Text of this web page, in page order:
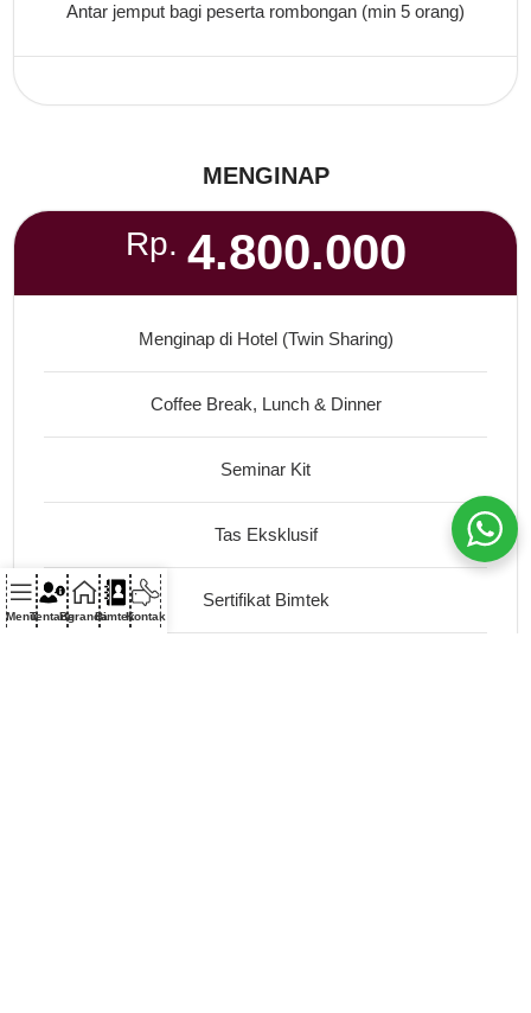
Antar jemput bagi peserta rombongan (min 5 orang)
MENGINAP
Rp. 4.800.000
Menginap di Hotel (Twin Sharing)
Coffee Break, Lunch & Dinner
Seminar Kit
Tas Eksklusif
Sertifikat Bimtek
MenuTentangBerandaBimtekKontak